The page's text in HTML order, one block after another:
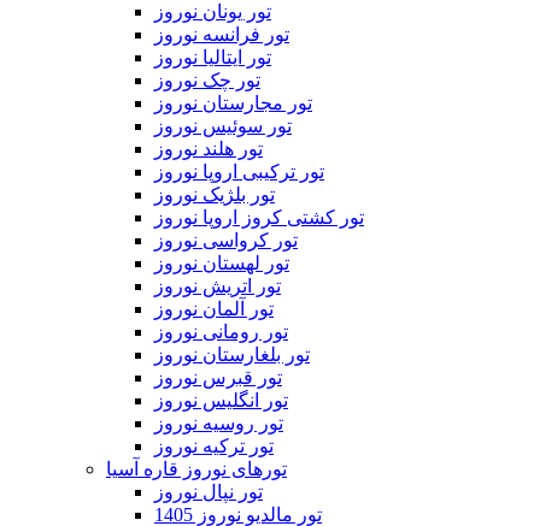
تور یونان نوروز
تور فرانسه نوروز
تور ایتالیا نوروز
تور چک نوروز
تور مجارستان نوروز
تور سوئیس نوروز
تور هلند نوروز
تور ترکیبی اروپا نوروز
تور بلژیک نوروز
تور کشتی کروز اروپا نوروز
تور کرواسی نوروز
تور لهستان نوروز
تور اتریش نوروز
تور آلمان نوروز
تور رومانی نوروز
تور بلغارستان نوروز
تور قبرس نوروز
تور انگلیس نوروز
تور روسیه نوروز
تور ترکیه نوروز
تورهای نوروز قاره آسیا
تور نپال نوروز
تور مالدیو نوروز 1405